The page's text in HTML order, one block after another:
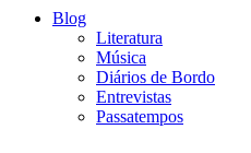
Blog
Literatura
Música
Diários de Bordo
Entrevistas
Passatempos